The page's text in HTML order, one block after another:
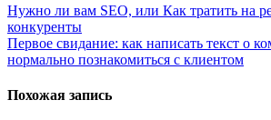
Навигация
по
записям
Нужно ли вам SEO, или Как тратить на
конкуренты
Первое свидание: как написать текст о
нормально познакомиться с клиентом
Похожая запись